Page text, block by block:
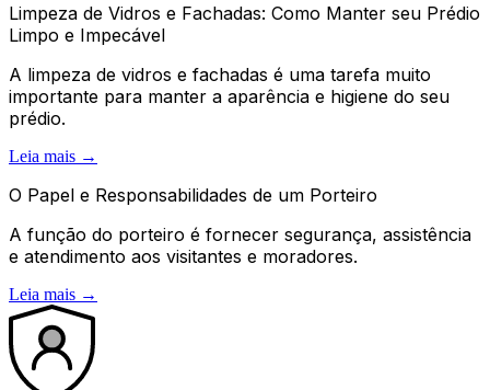
Limpeza de Vidros e Fachadas: Como Manter seu Prédio
Limpo e Impecável
A limpeza de vidros e fachadas é uma tarefa muito
importante para manter a aparência e higiene do seu
prédio.
Leia mais →
O Papel e Responsabilidades de um Porteiro
A função do porteiro é fornecer segurança, assistência
e atendimento aos visitantes e moradores.
Leia mais →